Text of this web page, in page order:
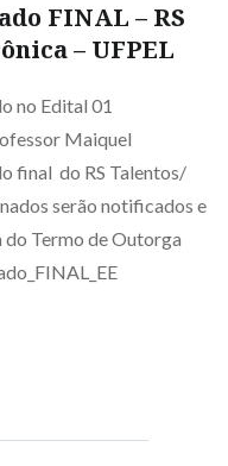
FINAL – RS
– UFPEL
no Edital 01
Maiquel
final do RS Talentos/
serão notificados e
do Termo de Outorga